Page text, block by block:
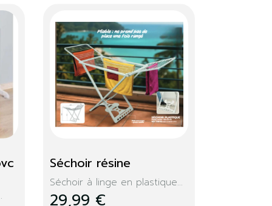
Console extensible
Memphis 235cm
Design, moderne, la console...